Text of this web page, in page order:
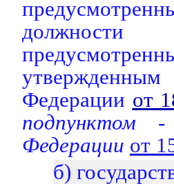
должности
утвержденным
Федерации от
подпунктом -
Федерации от
б)